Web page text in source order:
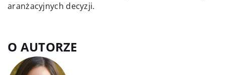
aranżacyjnych decyzji.
O AUTORZE